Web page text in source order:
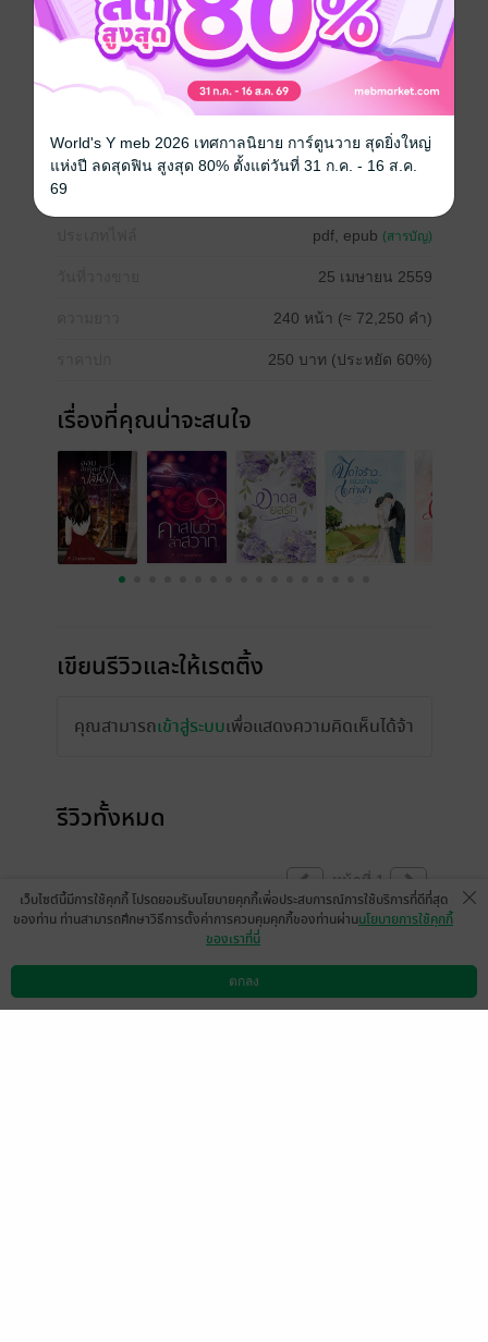
พูดอย่างจริงจัง เพียงเท่านั้นอัสบิลอนก็หัวเราะพรืดออกมา
อย่างสุดกลั้น เมื่อหัวเราะจนพอใจเขาก็แสร้งตีหน้าขรึม
“นี่เจ้าหัวเราะอะไร!” ราเดลล่าถามอัสบิลอนเสียงดัง หล่อน
ไม่พอใจที่เขามาแสดงกิริยาเช่นนี้ใส่
“ก็หัวเราะเจ้าไง เจ้าพูดอะไรออกมา น่าตลกสิ้นดี” อัสบิ
ลอนพูดเยาะ เขาส่ายหน้าระอากับหญิงสาวตรงหน้า ให้
ตายเขาก็ไม่มีวันเชื่อเรื่องราวบ้าๆ นี่เป็นอันขาด
“นี่ไม่ใช่เรื่องตลกนะ ที่ข้าพูดมันคือเรื่องจริง!”
pdf, epub (สารบัญ)
25 เมษายน 2559
240 หน้า (≈ 72,250 คำ)
250 บาท (ประหยัด 60%)
เรื่องที่คุณน่าจะสนใจ
เขียนรีวิวและให้เรตติ้ง
คุณสามารถเข้าสู่ระบบเพื่อแสดงความคิดเห็นได้จ้า
รีวิวทั้งหมด
หน้าที่ 1
มีแล้ว -
6 มี.ค. 25649:52 น.
ดาวน์โหลดแอป วิธีการใช้งาน ติดต่อเรา
เว็บไซต์นี้มีการใช้คุกกี้ โปรดยอมรับนโยบายคุกกี้เพื่อประสบการณ์การใช้บริการที่ดีที่สุด
ของท่าน ท่านสามารถศึกษาวิธีการตั้งค่าการควบคุมคุกกี้ของท่านผ่านนโยบายการใช้คุกกี้
ของเราที่นี่
ตกลง
World's Y meb 2026 เทศกาลนิยาย การ์ตูนวาย สุดยิ่งใหญ่
แห่งปี ลดสุดฟิน สูงสุด 80% ตั้งแต่วันที่ 31 ก.ค. - 16 ส.ค.
69